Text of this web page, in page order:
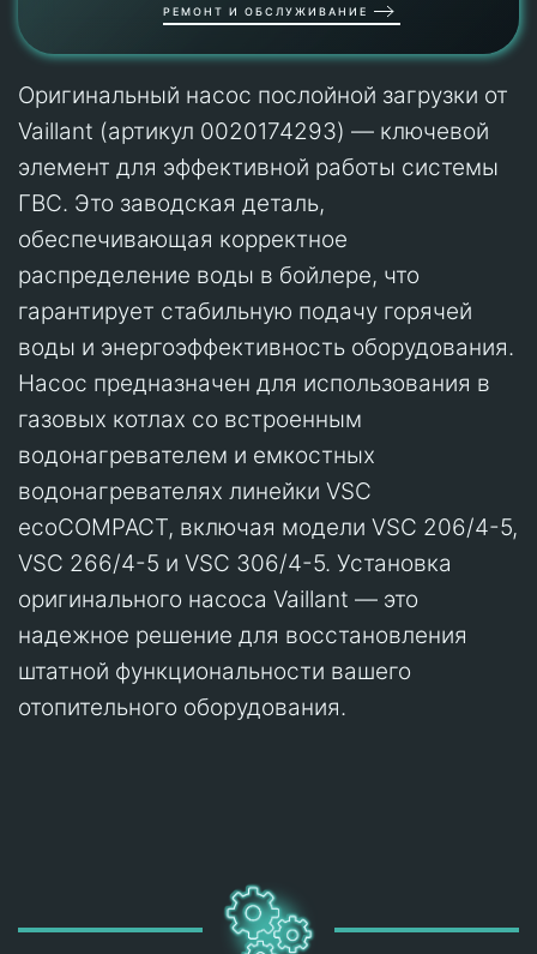
РЕМОНТ И ОБСЛУЖИВАНИЕ
Оригинальный насос послойной загрузки от
Vaillant (артикул 0020174293) — ключевой
элемент для эффективной работы системы
ГВС. Это заводская деталь,
обеспечивающая корректное
распределение воды в бойлере, что
гарантирует стабильную подачу горячей
воды и энергоэффективность оборудования.
Насос предназначен для использования в
газовых котлах со встроенным
водонагревателем и емкостных
водонагревателях линейки VSC
ecoCOMPACT, включая модели VSC 206/4-5,
VSC 266/4-5 и VSC 306/4-5. Установка
оригинального насоса Vaillant — это
надежное решение для восстановления
штатной функциональности вашего
отопительного оборудования.